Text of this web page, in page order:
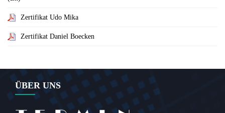
Zertifikat Udo Mika
Zertifikat Daniel Boecken
ÜBER UNS